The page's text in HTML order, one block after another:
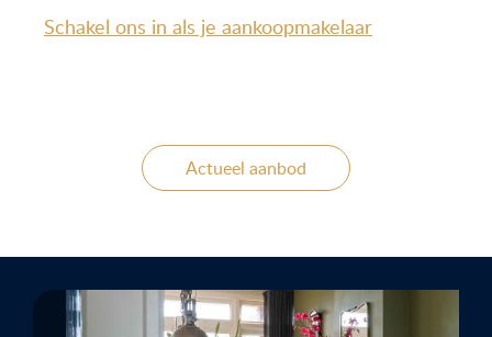
Schakel ons in als je aankoopmakelaar
Actueel aanbod